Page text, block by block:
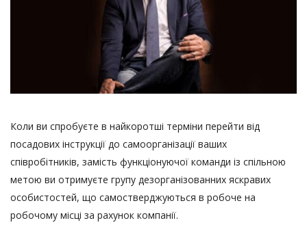
Коли ви спробуєте в найкоротші терміни перейти від
посадових інструкції до самоорганізації ваших
співробітників, замість функціонуючої команди із спільною
метою ви отримуєте групу дезорганізованних яскравих
особистостей, що самостверджуються в робоче на
робочому місці за рахунок компанії.